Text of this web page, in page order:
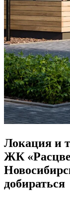
Локация и
ЖК
добираться